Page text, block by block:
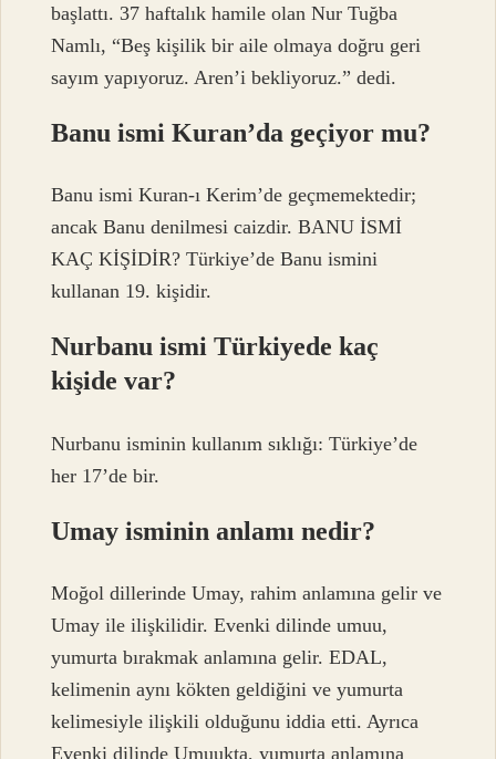
başlattı. 37 haftalık hamile olan Nur Tuğba
Namlı, “Beş kişilik bir aile olmaya doğru geri
sayım yapıyoruz. Aren’i bekliyoruz.” dedi.
Banu ismi Kuran’da geçiyor mu?
Banu ismi Kuran-ı Kerim’de geçmemektedir;
ancak Banu denilmesi caizdir. BANU İSMİ
KAÇ KİŞİDİR? Türkiye’de Banu ismini
kullanan 19. kişidir.
Nurbanu ismi Türkiyede kaç
kişide var?
Nurbanu isminin kullanım sıklığı: Türkiye’de
her 17’de bir.
Umay isminin anlamı nedir?
Moğol dillerinde Umay, rahim anlamına gelir ve
Umay ile ilişkilidir. Evenki dilinde umuu,
yumurta bırakmak anlamına gelir. EDAL,
kelimenin aynı kökten geldiğini ve yumurta
kelimesiyle ilişkili olduğunu iddia etti. Ayrıca
Evenki dilinde Umuukta, yumurta anlamına